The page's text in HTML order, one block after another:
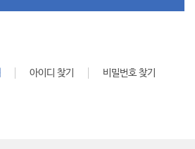
아이디 찾기 비밀번호 찾기